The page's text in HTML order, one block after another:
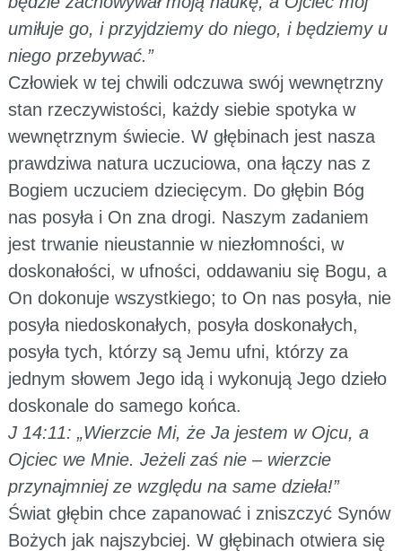
umiłuje go, i przyjdziemy do niego, i będziemy u
niego przebywać.”
Człowiek w tej chwili odczuwa swój wewnętrzny
stan rzeczywistości, każdy siebie spotyka w
wewnętrznym świecie. W głębinach jest nasza
prawdziwa natura uczuciowa, ona łączy nas z
Bogiem uczuciem dziecięcym. Do głębin Bóg
nas posyła i On zna drogi. Naszym zadaniem
jest trwanie nieustannie w niezłomności, w
doskonałości, w ufności, oddawaniu się Bogu, a
On dokonuje wszystkiego; to On nas posyła, nie
posyła niedoskonałych, posyła doskonałych,
posyła tych, którzy są Jemu ufni, którzy za
jednym słowem Jego idą i wykonują Jego dzieło
doskonale do samego końca.
J 14:11: „Wierzcie Mi, że Ja jestem w Ojcu, a
Ojciec we Mnie. Jeżeli zaś nie – wierzcie
przynajmniej ze względu na same dzieła!”
Świat głębin chce zapanować i zniszczyć Synów
Bożych jak najszybciej. W głębinach otwiera się